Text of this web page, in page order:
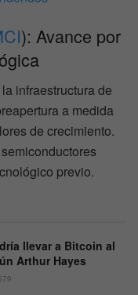
): Avance por
infraestructura de
a medida
de crecimiento.
previo.
llevar a Bitcoin al
Arthur Hayes